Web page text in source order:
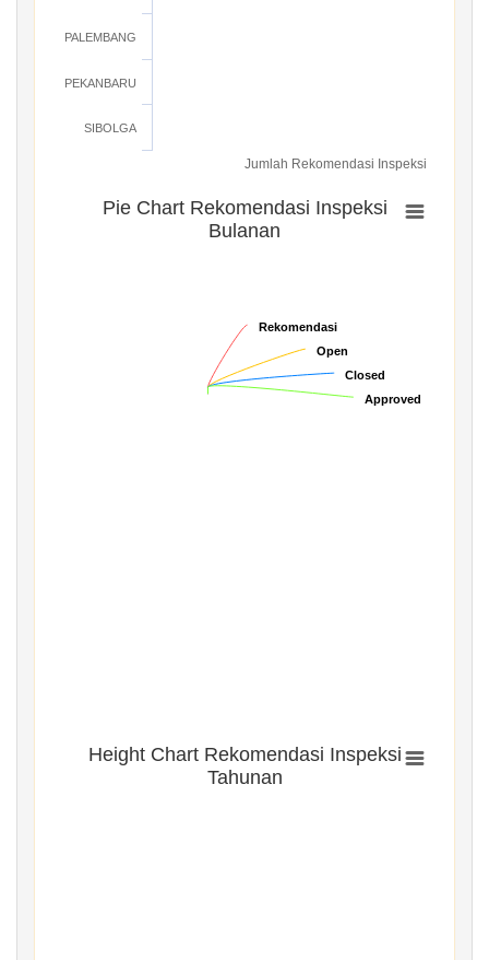
Jumlah Rekomendasi Inspeksi
PALEMBANG
PEKANBARU
SIBOLGA
Pie Chart Rekomendasi Inspeksi
Bulanan
Rekomendasi
Rekomendasi
Open
Open
Closed
Closed
Approved
Approved
Height Chart Rekomendasi Inspeksi
Tahunan